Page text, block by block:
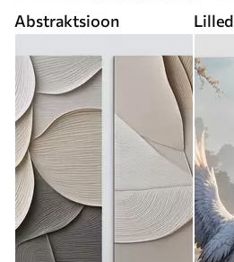
Abstraktsioon Lilled